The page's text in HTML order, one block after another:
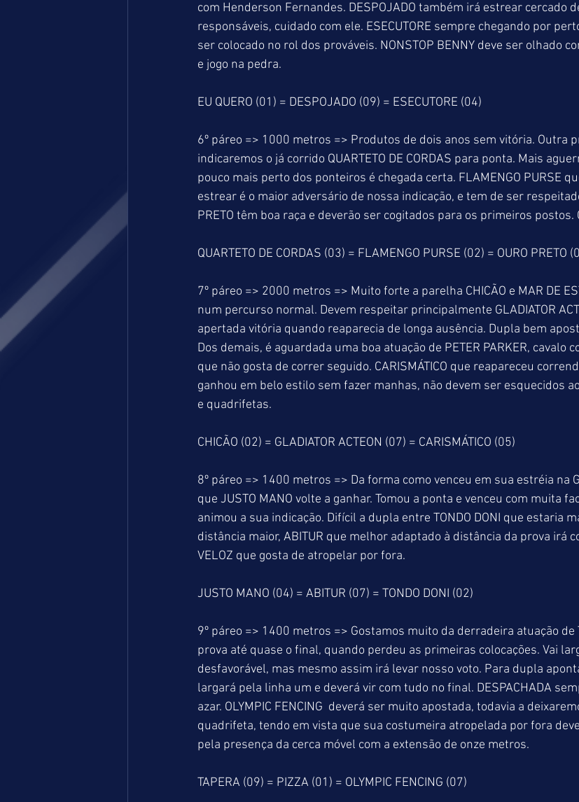
com Henderson Fernandes. DESPOJADO também irá estrear cercado
responsáveis, cuidado com ele. ESECUTORE sempre chegando por
ser colocado no rol dos prováveis. NONSTOP BENNY deve ser olhado
e jogo na pedra.
EU QUERO (01) = DESPOJADO (09) = ESECUTORE (04)
6º páreo => 1000 metros => Produtos de dois anos sem vitória. Outra
indicaremos o já corrido QUARTETO DE CORDAS para ponta. Mais
pouco mais perto dos ponteiros é chegada certa. FLAMENGO PURSE
estrear é o maior adversário de nossa indicação, e tem de ser
PRETO têm boa raça e deverão ser cogitados para os primeiros
QUARTETO DE CORDAS (03) = FLAMENGO PURSE (02) = OURO PRETO
7º páreo => 2000 metros => Muito forte a parelha CHICÃO e MAR DE
num percurso normal. Devem respeitar principalmente GLADIATOR
apertada vitória quando reaparecia de longa ausência. Dupla bem
Dos demais, é aguardada uma boa atuação de PETER PARKER, cavalo
que não gosta de correr seguido. CARISMÁTICO que reapareceu
ganhou em belo estilo sem fazer manhas, não devem ser esquecidos
e quadrifetas.
CHICÃO (02) = GLADIATOR ACTEON (07) = CARISMÁTICO (05)
8º páreo => 1400 metros => Da forma como venceu em sua estréia na
que JUSTO MANO volte a ganhar. Tomou a ponta e venceu com muita
animou a sua indicação. Difícil a dupla entre TONDO DONI que estaria
distância maior, ABITUR que melhor adaptado à distância da prova irá
VELOZ que gosta de atropelar por fora.
JUSTO MANO (04) = ABITUR (07) = TONDO DONI (02)
9º páreo => 1400 metros => Gostamos muito da derradeira atuação de
prova até quase o final, quando perdeu as primeiras colocações. Vai
desfavorável, mas mesmo assim irá levar nosso voto. Para dupla
largará pela linha um e deverá vir com tudo no final. DESPACHADA
azar. OLYMPIC FENCING  deverá ser muito apostada, todavia a
quadrifeta, tendo em vista que sua costumeira atropelada por fora
pela presença da cerca móvel com a extensão de onze metros.
TAPERA (09) = PIZZA (01) = OLYMPIC FENCING (07)